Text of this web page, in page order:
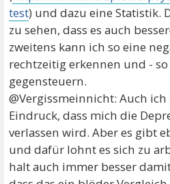
test) und dazu eine Statistik.
zu sehen, dass es auch
zweitens kann ich so eine
rechtzeitig erkennen und -
gegensteuern.
@Vergissmeinnicht: Auch
Eindruck, dass mich die
verlassen wird. Aber es gibt
und dafür lohnt es sich zu
halt auch immer besser